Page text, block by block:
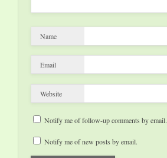
Name
Email
Website
Notify me of follow-up comments by email.
Notify me of new posts by email.